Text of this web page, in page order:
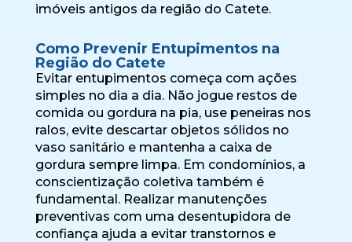
imóveis antigos da região do Catete.
Como Prevenir Entupimentos na
Região do Catete
Evitar entupimentos começa com ações
simples no dia a dia. Não jogue restos de
comida ou gordura na pia, use peneiras nos
ralos, evite descartar objetos sólidos no
vaso sanitário e mantenha a caixa de
gordura sempre limpa. Em condomínios, a
conscientização coletiva também é
fundamental. Realizar manutenções
preventivas com uma desentupidora de
confiança ajuda a evitar transtornos e